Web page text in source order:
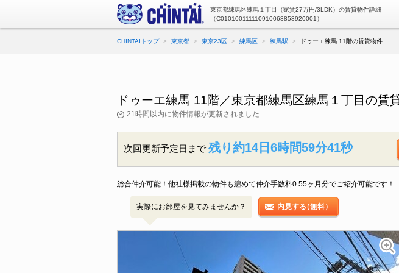
東京都練馬区練馬１丁目（家賃27万円/3LDK）の賃貸物件詳細
（C010100111110910068858920001）
CHINTAIトップ 東京都 東京23区 練馬区 練馬駅 ドゥーエ練馬 11階の賃貸物件
ドゥーエ練馬 11階／東京都練馬区練馬１丁目の賃
21時間以内に物件情報が更新されました
次回更新予定日まで 残り約14日6時間59分40秒
総合仲介可能！他社様掲載の物件も纏めて仲介手数料0.55ヶ月分でご紹介可能です！
実際にお部屋を見てみませんか？ 内見する（無料）